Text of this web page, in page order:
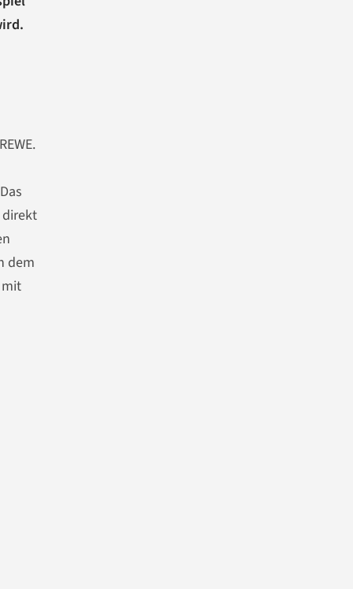
direkt
dem